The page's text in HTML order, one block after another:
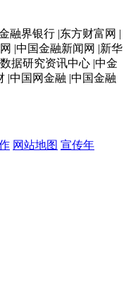
融界银行 |东方财富网 |
|中国金融新闻网 |新华
据研究资讯中心 |中金
|中国网金融 |中国金融
网站地图 宣传年